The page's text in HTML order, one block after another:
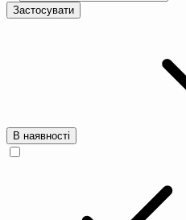
Застосувати
В наявності